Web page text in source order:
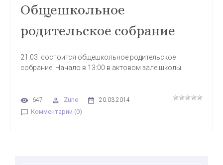
Общешкольное
родительское собрание
21.03 состоится общешкольное родительское
собрание. Начало в 13:00 в актовом зале школы.
647 Zune 20.03.2014
Комментарии (0)